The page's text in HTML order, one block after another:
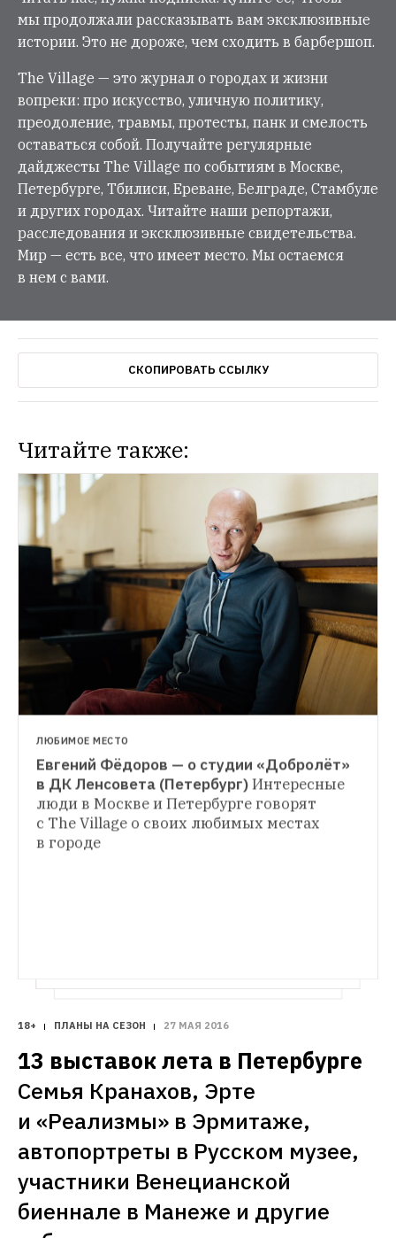
мы продолжали рассказывать вам эксклюзивные
истории. Это не дороже, чем сходить в барбершоп.
The Village — это журнал о городах и жизни
вопреки: про искусство, уличную политику,
преодоление, травмы, протесты, панк и смелость
оставаться собой. Получайте регулярные
дайджесты The Village по событиям в Москве,
Петербурге, Тбилиси, Ереване, Белграде, Стамбуле
и других городах. Читайте наши репортажи,
расследования и эксклюзивные свидетельства.
Мир — есть все, что имеет место. Мы остаемся
в нем с вами.
СКОПИРОВАТЬ ССЫЛКУ
Читайте также:
ИНДУСТРИЯ
Заводы стоят: Как в Петербурге проводят
рейвы в промышленных зданиях
ЛЮБИМОЕ МЕСТО
Oxxxymiron — о дворах Лиговского
проспекта и центре русской рэп-культуры
Интересные люди в Москве и Петербурге
говорят с The Village о своих любимых
ЛЮБИМОЕ МЕСТО
Евгений Фёдоров — о студии «Добролёт»
в ДК Ленсовета (Петербург) Интересные
люди в Москве и Петербурге говорят
с The Village о своих любимых местах
в городе
18+ ПЛАНЫ НА СЕЗОН 27 МАЯ 2016
13 выставок лета в Петербурге
Семья Кранахов, Эрте
и «Реализмы» в Эрмитаже,
автопортреты в Русском музее,
участники Венецианской
биеннале в Манеже и другие